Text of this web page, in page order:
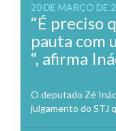
20 DE MARÇO DE
“É preciso
pauta com
“, afirma
O deputado Zé
julgamento do STJ